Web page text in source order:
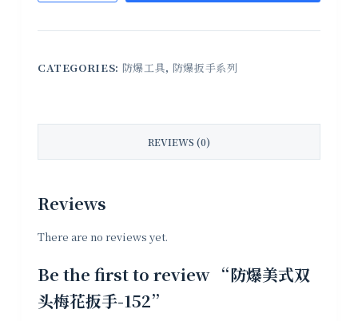
CATEGORIES: 防爆工具, 防爆扳手系列
REVIEWS (0)
Reviews
There are no reviews yet.
Be the first to review “防爆美式双
头梅花扳手-152”